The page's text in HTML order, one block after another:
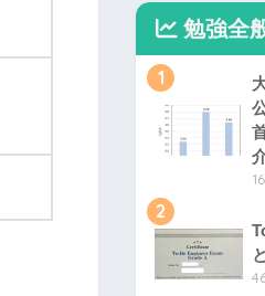
勉強全
1
2